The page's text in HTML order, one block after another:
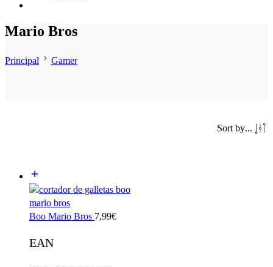
Mario Bros
Principal Gamer
Sort by...
Boo Mario Bros 7,99€
EAN